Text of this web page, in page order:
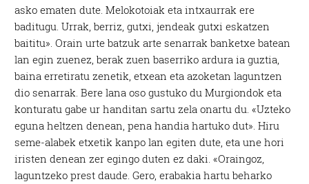
asko ematen dute. Melokotoiak eta intxaurrak ere
baditugu. Urrak, berriz, gutxi, jendeak gutxi eskatzen
baititu». Orain urte batzuk arte senarrak banketxe batean
lan egin zuenez, berak zuen baserriko ardura ia guztia,
baina erretiratu zenetik, etxean eta azoketan laguntzen
dio senarrak. Bere lana oso gustuko du Murgiondok eta
konturatu gabe ur handitan sartu zela onartu du. «Uzteko
eguna heltzen denean, pena handia hartuko dut». Hiru
seme-alabek etxetik kanpo lan egiten dute, eta une hori
iristen denean zer egingo duten ez daki. «Oraingoz,
laguntzeko prest daude. Gero, erabakia hartu beharko